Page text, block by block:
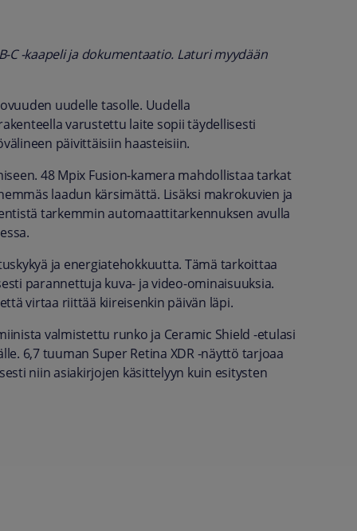
C -kaapeli ja dokumentaatio. Laturi myydään
uudelle tasolle. Uudella
varustettu laite sopii täydellisesti
päivittäisiin haasteisiin.
48 Mpix Fusion-kamera mahdollistaa tarkat
laadun kärsimättä. Lisäksi makrokuvien ja
tarkemmin automaattitarkennuksen avulla
ja energiatehokkuutta. Tämä tarkoittaa
parannettuja kuva- ja video-ominaisuuksia.
virtaa riittää kiireisenkin päivän läpi.
valmistettu runko ja Ceramic Shield -etulasi
6,7 tuuman Super Retina XDR -näyttö tarjoaa
niin asiakirjojen käsittelyyn kuin esitysten